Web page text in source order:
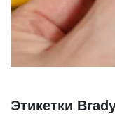
Этикетки